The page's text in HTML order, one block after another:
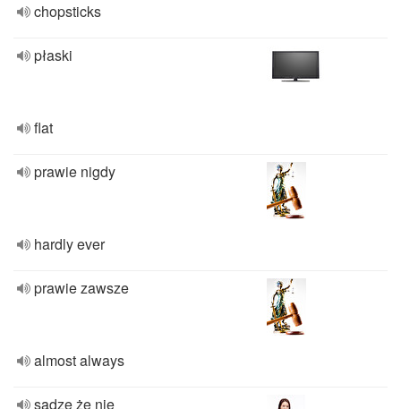
chopsticks
płaski
flat
prawie nigdy
hardly ever
prawie zawsze
almost always
sądzę że nie